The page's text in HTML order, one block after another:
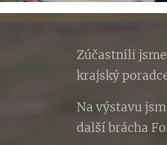
Zúčastnili
krajský
Na výstavu
další brácha